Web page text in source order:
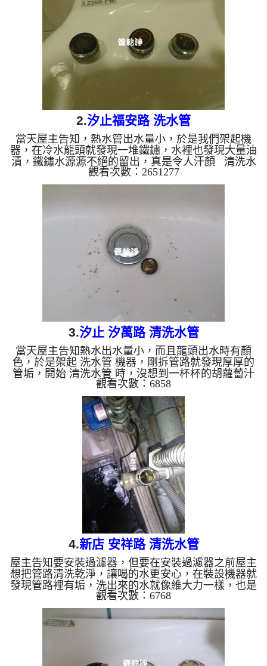
2.汐止福安路 洗水管
當天屋主告知，熱水管出水量小，於是我們架起機
器，在冷水龍頭就發現一堆鐵鏽，水裡也發現大量油
漬，鐵鏽水源源不絕的留出，真是令人汗顏 清洗水
管 水管清洗 洗水管 熱水管堵塞 熱水忽冷忽熱...
觀看次數：2651277
3.汐止 汐萬路 清洗水管
當天屋主告知熱水出水量小，而且龍頭出水時有顏
色，於是架起 洗水管 機器，剛拆管路就發現厚厚的
管垢，開始 清洗水管 時，沒想到一杯杯的胡蘿蔔汁
從水龍頭不斷流出。 清洗水管 水管清洗 洗水管 熱
水管堵塞 熱水忽冷忽熱 ...
觀看次數：6858
4.新店 安祥路 清洗水管
屋主告知要安裝過濾器，但要在安裝過濾器之前屋主
想把管路清洗乾淨，讓喝的水更安心，在裝設機器就
發現管路裡有垢，洗出來的水就像維大力一樣，也是
有夠噁的 清洗水管 水管清洗 洗水管 熱水管堵塞 熱
水忽冷忽熱...
觀看次數：6768